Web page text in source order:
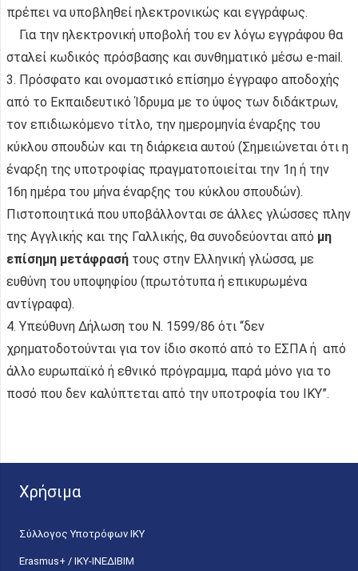
πρέπει να υποβληθεί ηλεκτρονικώς και εγγράφως.
Για την ηλεκτρονική υποβολή του εν λόγω εγγράφου θα
σταλεί κωδικός πρόσβασης και συνθηματικό μέσω e-mail.
3. Πρόσφατο και ονομαστικό επίσημο έγγραφο αποδοχής
από το Εκπαιδευτικό Ίδρυμα με το ύψος των διδάκτρων,
τον επιδιωκόμενο τίτλο, την ημερομηνία έναρξης του
κύκλου σπουδών και τη διάρκεια αυτού (Σημειώνεται ότι η
έναρξη της υποτροφίας πραγματοποιείται την 1η ή την
16η ημέρα του μήνα έναρξης του κύκλου σπουδών).
Πιστοποιητικά που υποβάλλονται σε άλλες γλώσσες πλην
της Αγγλικής και της Γαλλικής, θα συνοδεύονται από μη
επίσημη μετάφρασή τους στην Ελληνική γλώσσα, με
ευθύνη του υποψηφίου (πρωτότυπα ή επικυρωμένα
αντίγραφα).
4. Υπεύθυνη Δήλωση του Ν. 1599/86 ότι “δεν
χρηματοδοτούνται για τον ίδιο σκοπό από το ΕΣΠΑ ή από
άλλο ευρωπαϊκό ή εθνικό πρόγραμμα, παρά μόνο για το
ποσό που δεν καλύπτεται από την υποτροφία του ΙΚΥ”.
Χρήσιμα
Σύλλογος Υποτρόφων ΙΚΥ
Erasmus+ / ΙΚΥ-ΙΝΕΔΙΒΙΜ